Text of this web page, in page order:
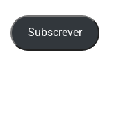
Subscrever